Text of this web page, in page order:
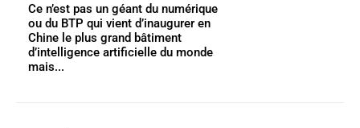
Ce n’est pas un géant du numérique
ou du BTP qui vient d’inaugurer en
Chine le plus grand bâtiment
d’intelligence artificielle du monde
mais...